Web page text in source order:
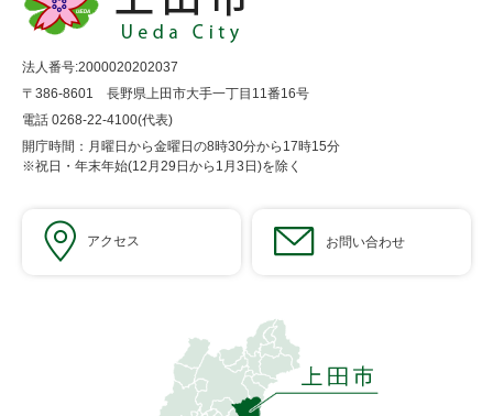
法人番号:2000020202037
〒386-8601 長野県上田市大手一丁目11番16号
電話 0268-22-4100(代表)
開庁時間：月曜日から金曜日の8時30分から17時15分
※祝日・年末年始(12月29日から1月3日)を除く
アクセス お問い合わせ